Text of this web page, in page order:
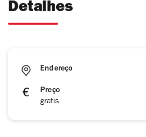
Detalhes
Endereço
Preço
gratis